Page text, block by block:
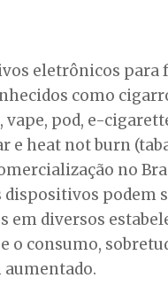
eletrônicos para
como
vape, pod, e-
e heat not burn
no
dispositivos podem
em diversos
o consumo,
aumentado.